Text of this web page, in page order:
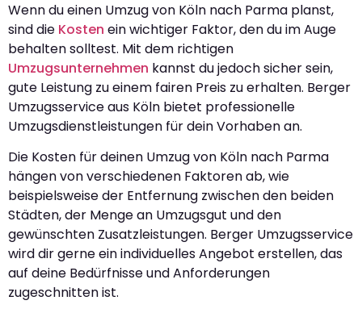
Wenn du einen Umzug von Köln nach Parma planst,
sind die Kosten ein wichtiger Faktor, den du im Auge
behalten solltest. Mit dem richtigen
Umzugsunternehmen kannst du jedoch sicher sein,
gute Leistung zu einem fairen Preis zu erhalten. Berger
Umzugsservice aus Köln bietet professionelle
Umzugsdienstleistungen für dein Vorhaben an.
Die Kosten für deinen Umzug von Köln nach Parma
hängen von verschiedenen Faktoren ab, wie
beispielsweise der Entfernung zwischen den beiden
Städten, der Menge an Umzugsgut und den
gewünschten Zusatzleistungen. Berger Umzugsservice
wird dir gerne ein individuelles Angebot erstellen, das
auf deine Bedürfnisse und Anforderungen
zugeschnitten ist.